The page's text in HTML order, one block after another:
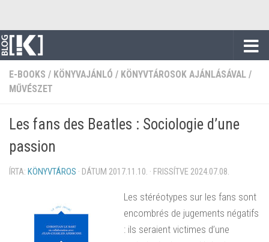
E-BOOKS / KÖNYVAJÁNLÓ / KÖNYVTÁROSOK AJÁNLÁSÁVAL /
MŰVÉSZET
Les fans des Beatles : Sociologie d’une
passion
ÍRTA: KÖNYVTÁROS · DÁTUM 2017.11.10. · FRISSÍTVE 2024.07.08.
Les stéréotypes sur les fans sont
encombrés de jugements négatifs
: ils seraient victimes d’une